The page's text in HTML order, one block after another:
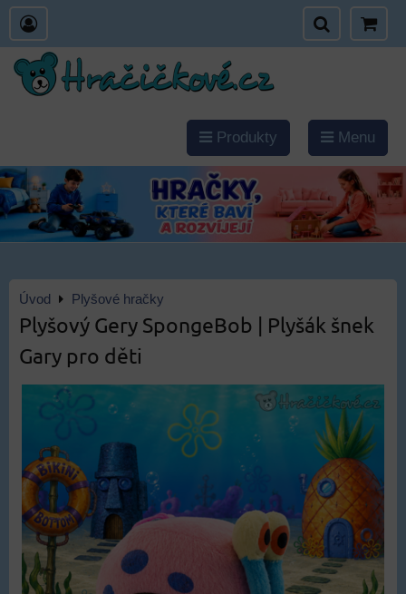
Produkty Menu
Úvod Plyšové hračky
Plyšový Gery SpongeBob | Plyšák šnek
Gary pro děti